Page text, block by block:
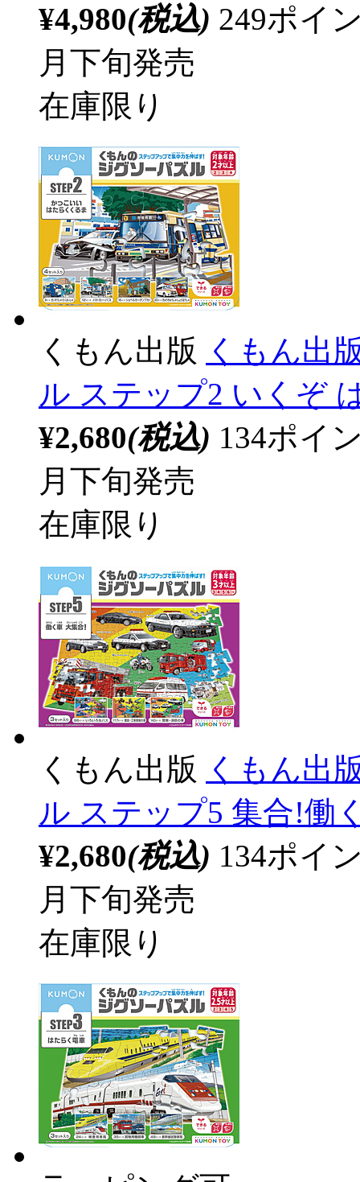
¥4,980(税込) 249ポイ
月下旬発売
在庫限り
くもん出版 くもん出
ル ステップ2 いくぞ
¥2,680(税込) 134ポイ
月下旬発売
在庫限り
くもん出版 くもん出
ル ステップ5 集合!働
¥2,680(税込) 134ポイ
月下旬発売
在庫限り